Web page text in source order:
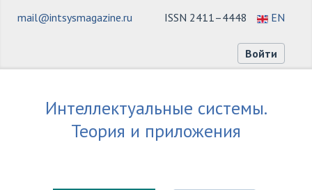
ISSN 2411–4448 EN
mail@intsysmagazine.ru
Войти
Интеллектуальные системы.
Теория и приложения